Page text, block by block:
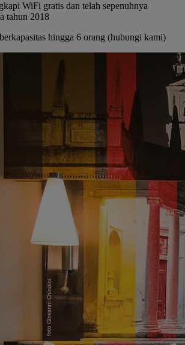
WiFi gratis dan telah sepenuhnya
tahun 2018
hingga 6 orang (hubungi kami)